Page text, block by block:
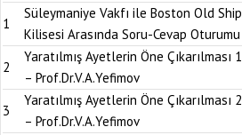
1
Süleymaniye Vakfı ile Boston Old Ship
Kilisesi Arasında Soru-Cevap Oturumu
2
Yaratılmış Ayetlerin Öne Çıkarılması 1
– Prof.Dr.V.A.Yefimov
3
Yaratılmış Ayetlerin Öne Çıkarılması 2
– Prof.Dr.V.A.Yefimov